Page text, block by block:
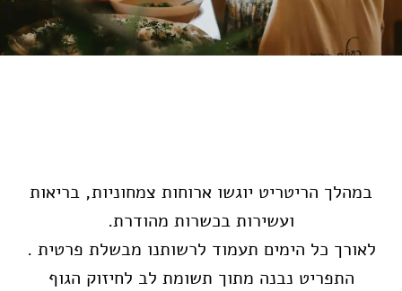
במהלך הריטריט יוגשו ארוחות צמחוניות, בריאות
ועשירות בכשרות מהודרת.
לאורך כל הימים תעמוד לרשותנו מבשלת פרטית .
התפריט נבנה מתוך תשומת לב לחיזוק הגוף